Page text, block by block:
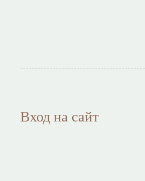
Вход на сайт